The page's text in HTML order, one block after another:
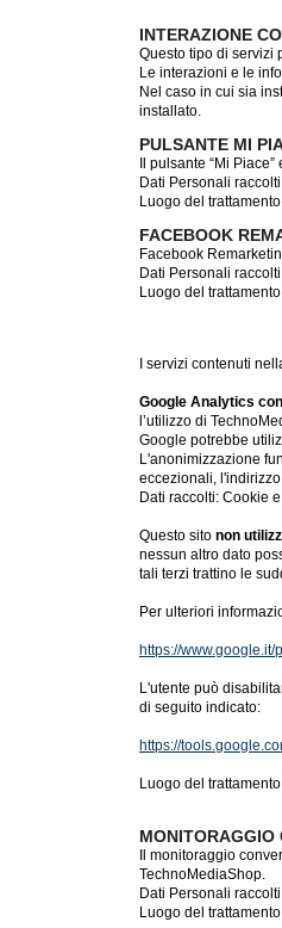
INTERAZIONE
Questo tipo di servizi
Le interazioni e le
Nel caso in cui sia
installato.
PULSANTE MI
Il pulsante “Mi
Dati Personali
Luogo del
FACEBOOK
Facebook
Dati Personali
Luogo del
I servizi contenuti
Google Analytics
l’utilizzo di
Google potrebbe
L'anonimizzazione
eccezionali,
Dati raccolti: Cookie
Questo sito non
nessun altro dato
tali terzi trattino le
Per ulteriori
https://
L'utente può
di seguito indicato:
https://
Luogo del
MONITORAGGIO
Il monitoraggio
TechnoMediaShop.
Dati Personali
Luogo del